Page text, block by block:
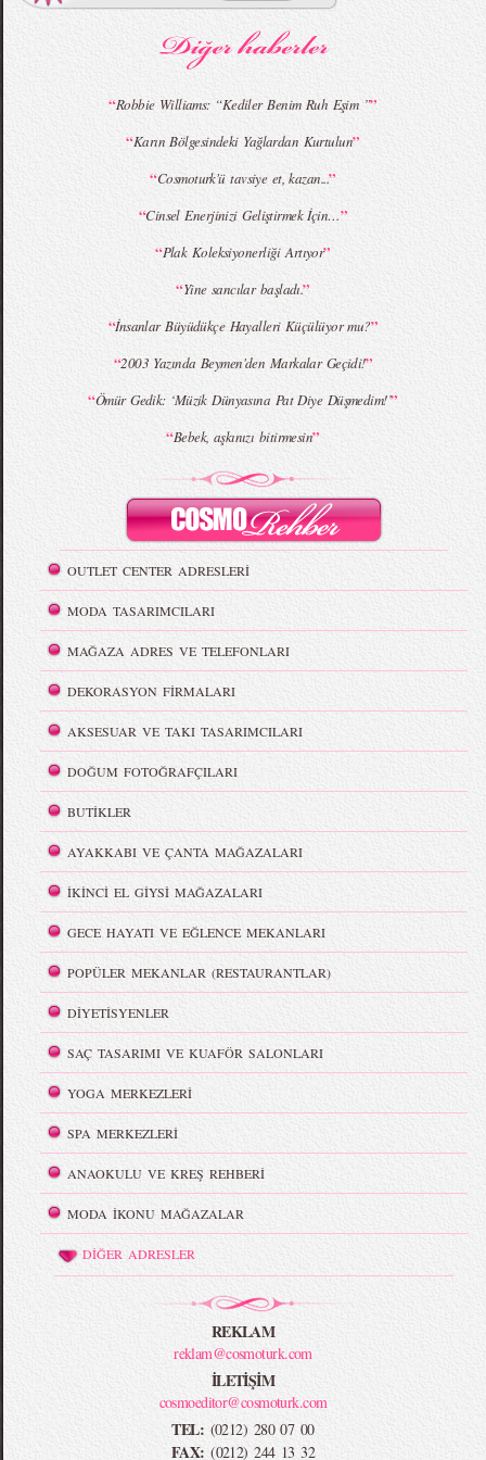
MBFWI - Giray Sepin 2015 Yaz Koleksiyonu MBFWI - Burçe Bekrek 2015 Yaz Koleksiyonu
“Robbie Williams: “Kediler Benim Ruh Eşim ””
“Karın Bölgesindeki Yağlardan Kurtulun”
“Cosmoturk'ü tavsiye et, kazan...”
“Cinsel Enerjinizi Geliştirmek İçin…”
“Plak Koleksiyonerliği Artıyor”
“Yine sancılar başladı.”
“İnsanlar Büyüdükçe Hayalleri Küçülüyor mu?”
“2003 Yazında Beymen'den Markalar Geçidi!”
“Ömür Gedik: ‘Müzik Dünyasına Pat Diye Düşmedim!’”
“Bebek, aşkınızı bitirmesin”
OUTLET CENTER ADRESLERİ
MODA TASARIMCILARI
MAĞAZA ADRES VE TELEFONLARI
DEKORASYON FİRMALARI
AKSESUAR VE TAKI TASARIMCILARI
DOĞUM FOTOĞRAFÇILARI
BUTİKLER
AYAKKABI VE ÇANTA MAĞAZALARI
İKİNCİ EL GİYSİ MAĞAZALARI
GECE HAYATI VE EĞLENCE MEKANLARI
POPÜLER MEKANLAR (RESTAURANTLAR)
DİYETİSYENLER
SAÇ TASARIMI VE KUAFÖR SALONLARI
YOGA MERKEZLERİ
SPA MERKEZLERİ
ANAOKULU VE KREŞ REHBERİ
MODA İKONU MAĞAZALAR
DİĞER ADRESLER
REKLAM
reklam@cosmoturk.com
İLETİŞİM
cosmoeditor@cosmoturk.com
TEL: (0212) 280 07 00
FAX: (0212) 244 13 32